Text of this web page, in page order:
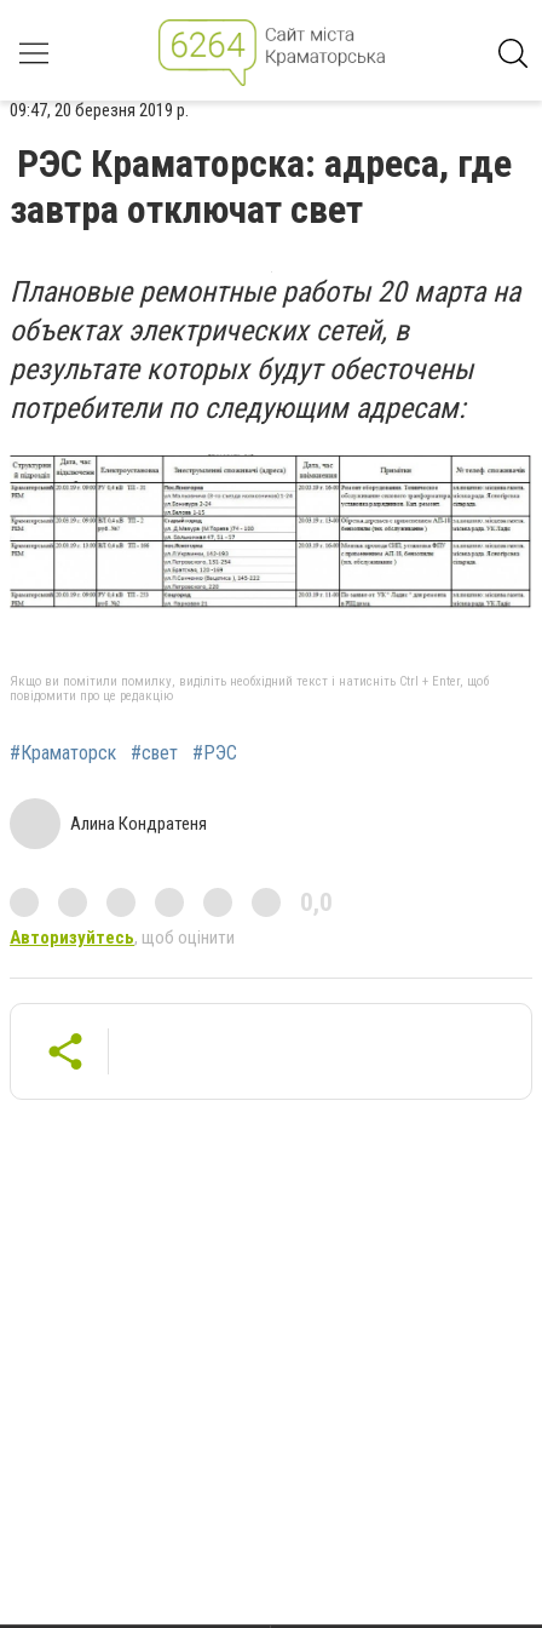
09:47, 20 березня 2019 р.
РЭС Краматорска: адреса, где
завтра отключат свет
Плановые ремонтные работы 20 марта на
объектах электрических сетей, в
результате которых будут обесточены
потребители по следующим адресам:
Якщо ви помітили помилку, виділіть необхідний текст і натисніть Ctrl + Enter, щоб
повідомити про це редакцію
#Краматорск #свет #РЭС
Алина Кондратеня
0,0
Авторизуйтесь, щоб оцінити